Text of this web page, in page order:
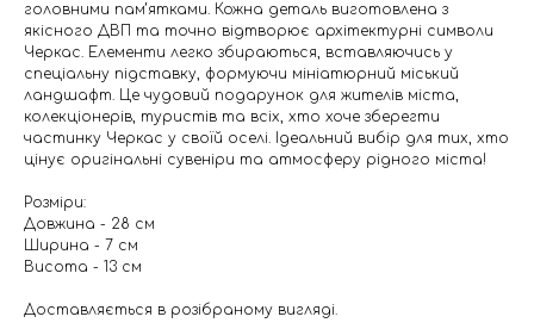
головними пам’ятками. Кожна деталь виготовлена з
якісного ДВП та точно відтворює архітектурні символи
Черкас. Елементи легко збираються, вставляючись у
спеціальну підставку, формуючи мініатюрний міський
ландшафт. Це чудовий подарунок для жителів міста,
колекціонерів, туристів та всіх, хто хоче зберегти
частинку Черкас у своїй оселі. Ідеальний вибір для тих, хто
цінує оригінальні сувеніри та атмосферу рідного міста!
Розміри:
Довжина - 28 см
Ширина - 7 см
Висота - 13 см
Доставляється в розібраному вигляді.